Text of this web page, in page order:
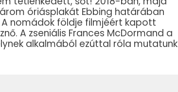
óriásplakát Ebbing határában
nomádok földje filmjéért kapott
A zseniális Frances McDormand a
alkalmából ezúttal róla mutatunk